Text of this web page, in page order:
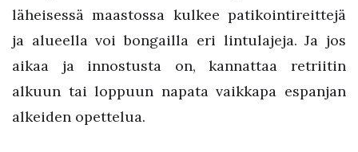
läheisessä maastossa kulkee patikointireittejä
ja alueella voi bongailla eri lintulajeja. Ja jos
aikaa ja innostusta on, kannattaa retriitin
alkuun tai loppuun napata vaikkapa espanjan
alkeiden opettelua.